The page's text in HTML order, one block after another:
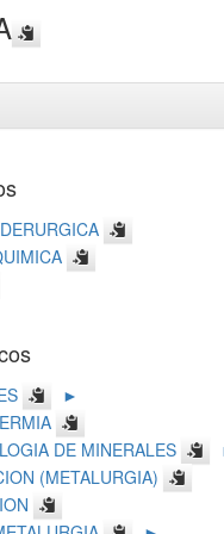
►
DE MINERALES
(METALURGIA)